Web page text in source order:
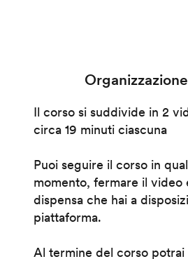
Il corso si suddivide in 2
circa 19 minuti ciascuna
Puoi seguire il corso in
momento, fermare il video
dispensa che hai a
piattaforma.
Al termine del corso